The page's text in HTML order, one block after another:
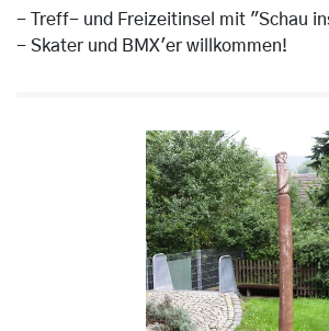
- Treff- und Freizeitinsel mit "Schau
- Skater und BMX'er willkommen!